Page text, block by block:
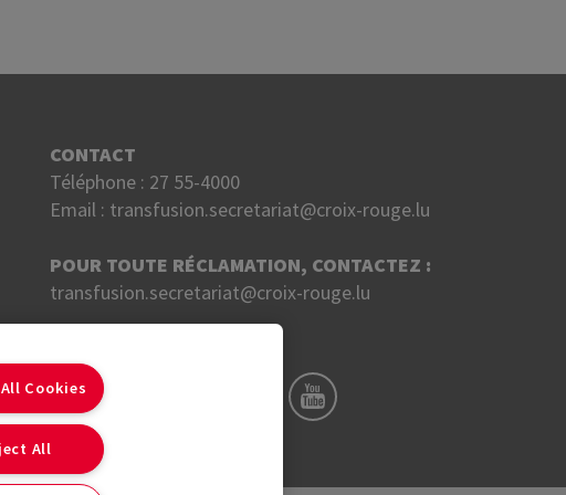
CONTACT
Téléphone : 27 55-4000
Email : transfusion.secretariat@croix-rouge.lu
POUR TOUTE RÉCLAMATION, CONTACTEZ :
transfusion.secretariat@croix-rouge.lu
Cookies
All